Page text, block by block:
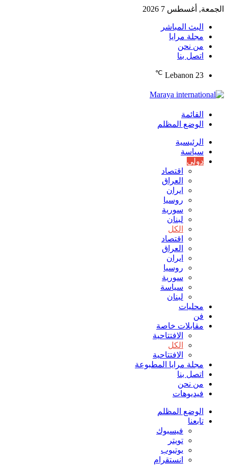
الجمعة, أغسطس 7 2026
البث المباشر
مجلة مرايا
من نحن
اتصل بنا
Lebanon 23
℃
القائمة
الوضع المظلم
الرئيسية
سياسة
دولي
اقتصاد
العراق
ايران
روسيا
سورية
لبنان
الكل
اقتصاد
العراق
ايران
روسيا
سورية
سياسة
لبنان
محليات
فن
مقابلات خاصة
الافتتاحیة
الكل
الافتتاحیة
مجلة مرايا المطبوعة
اتصل بنا
من نحن
فيديوهات
الوضع المظلم
تابعنا
فيسبوك
تويتر
يوتيوب
انستقرام